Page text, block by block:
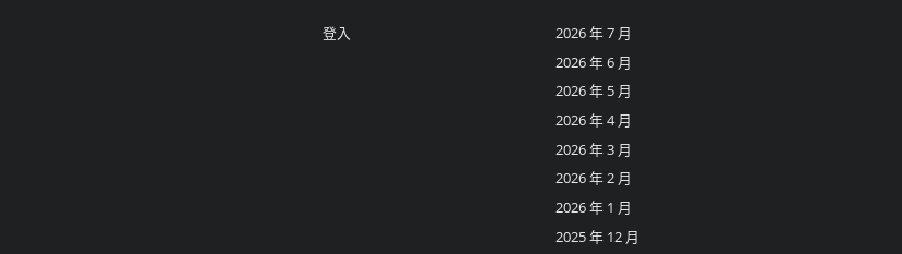
登入
2026 年 7 月
2026 年 6 月
2026 年 5 月
2026 年 4 月
2026 年 3 月
2026 年 2 月
2026 年 1 月
2025 年 12 月